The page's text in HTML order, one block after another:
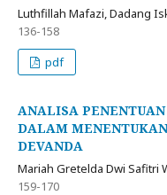
Luthfillah Mafazi, Dadang
136-158
pdf
ANALISA
DALAM
DEVANDA
Mariah Gretelda Dwi Safitri
159-170